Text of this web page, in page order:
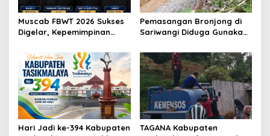
Muscab FBWT 2026 Sukses
Digelar, Kepemimpinan
Profesionalisme Wartawan
Tasikmalaya
Pemasangan Bronjong di
Sariwangi Diduga Gunakan
Rugi, Pemilik Tuntut
Kejelasan
Hari Jadi ke-394 Kabupaten
TAGANA Kabupaten